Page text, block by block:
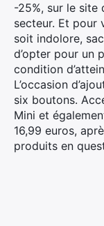
-25%, sur le site
secteur. Et pour
soit indolore,
d’opter pour un
condition
L’occasion
six boutons.
Mini et
16,99 euros,
produits en